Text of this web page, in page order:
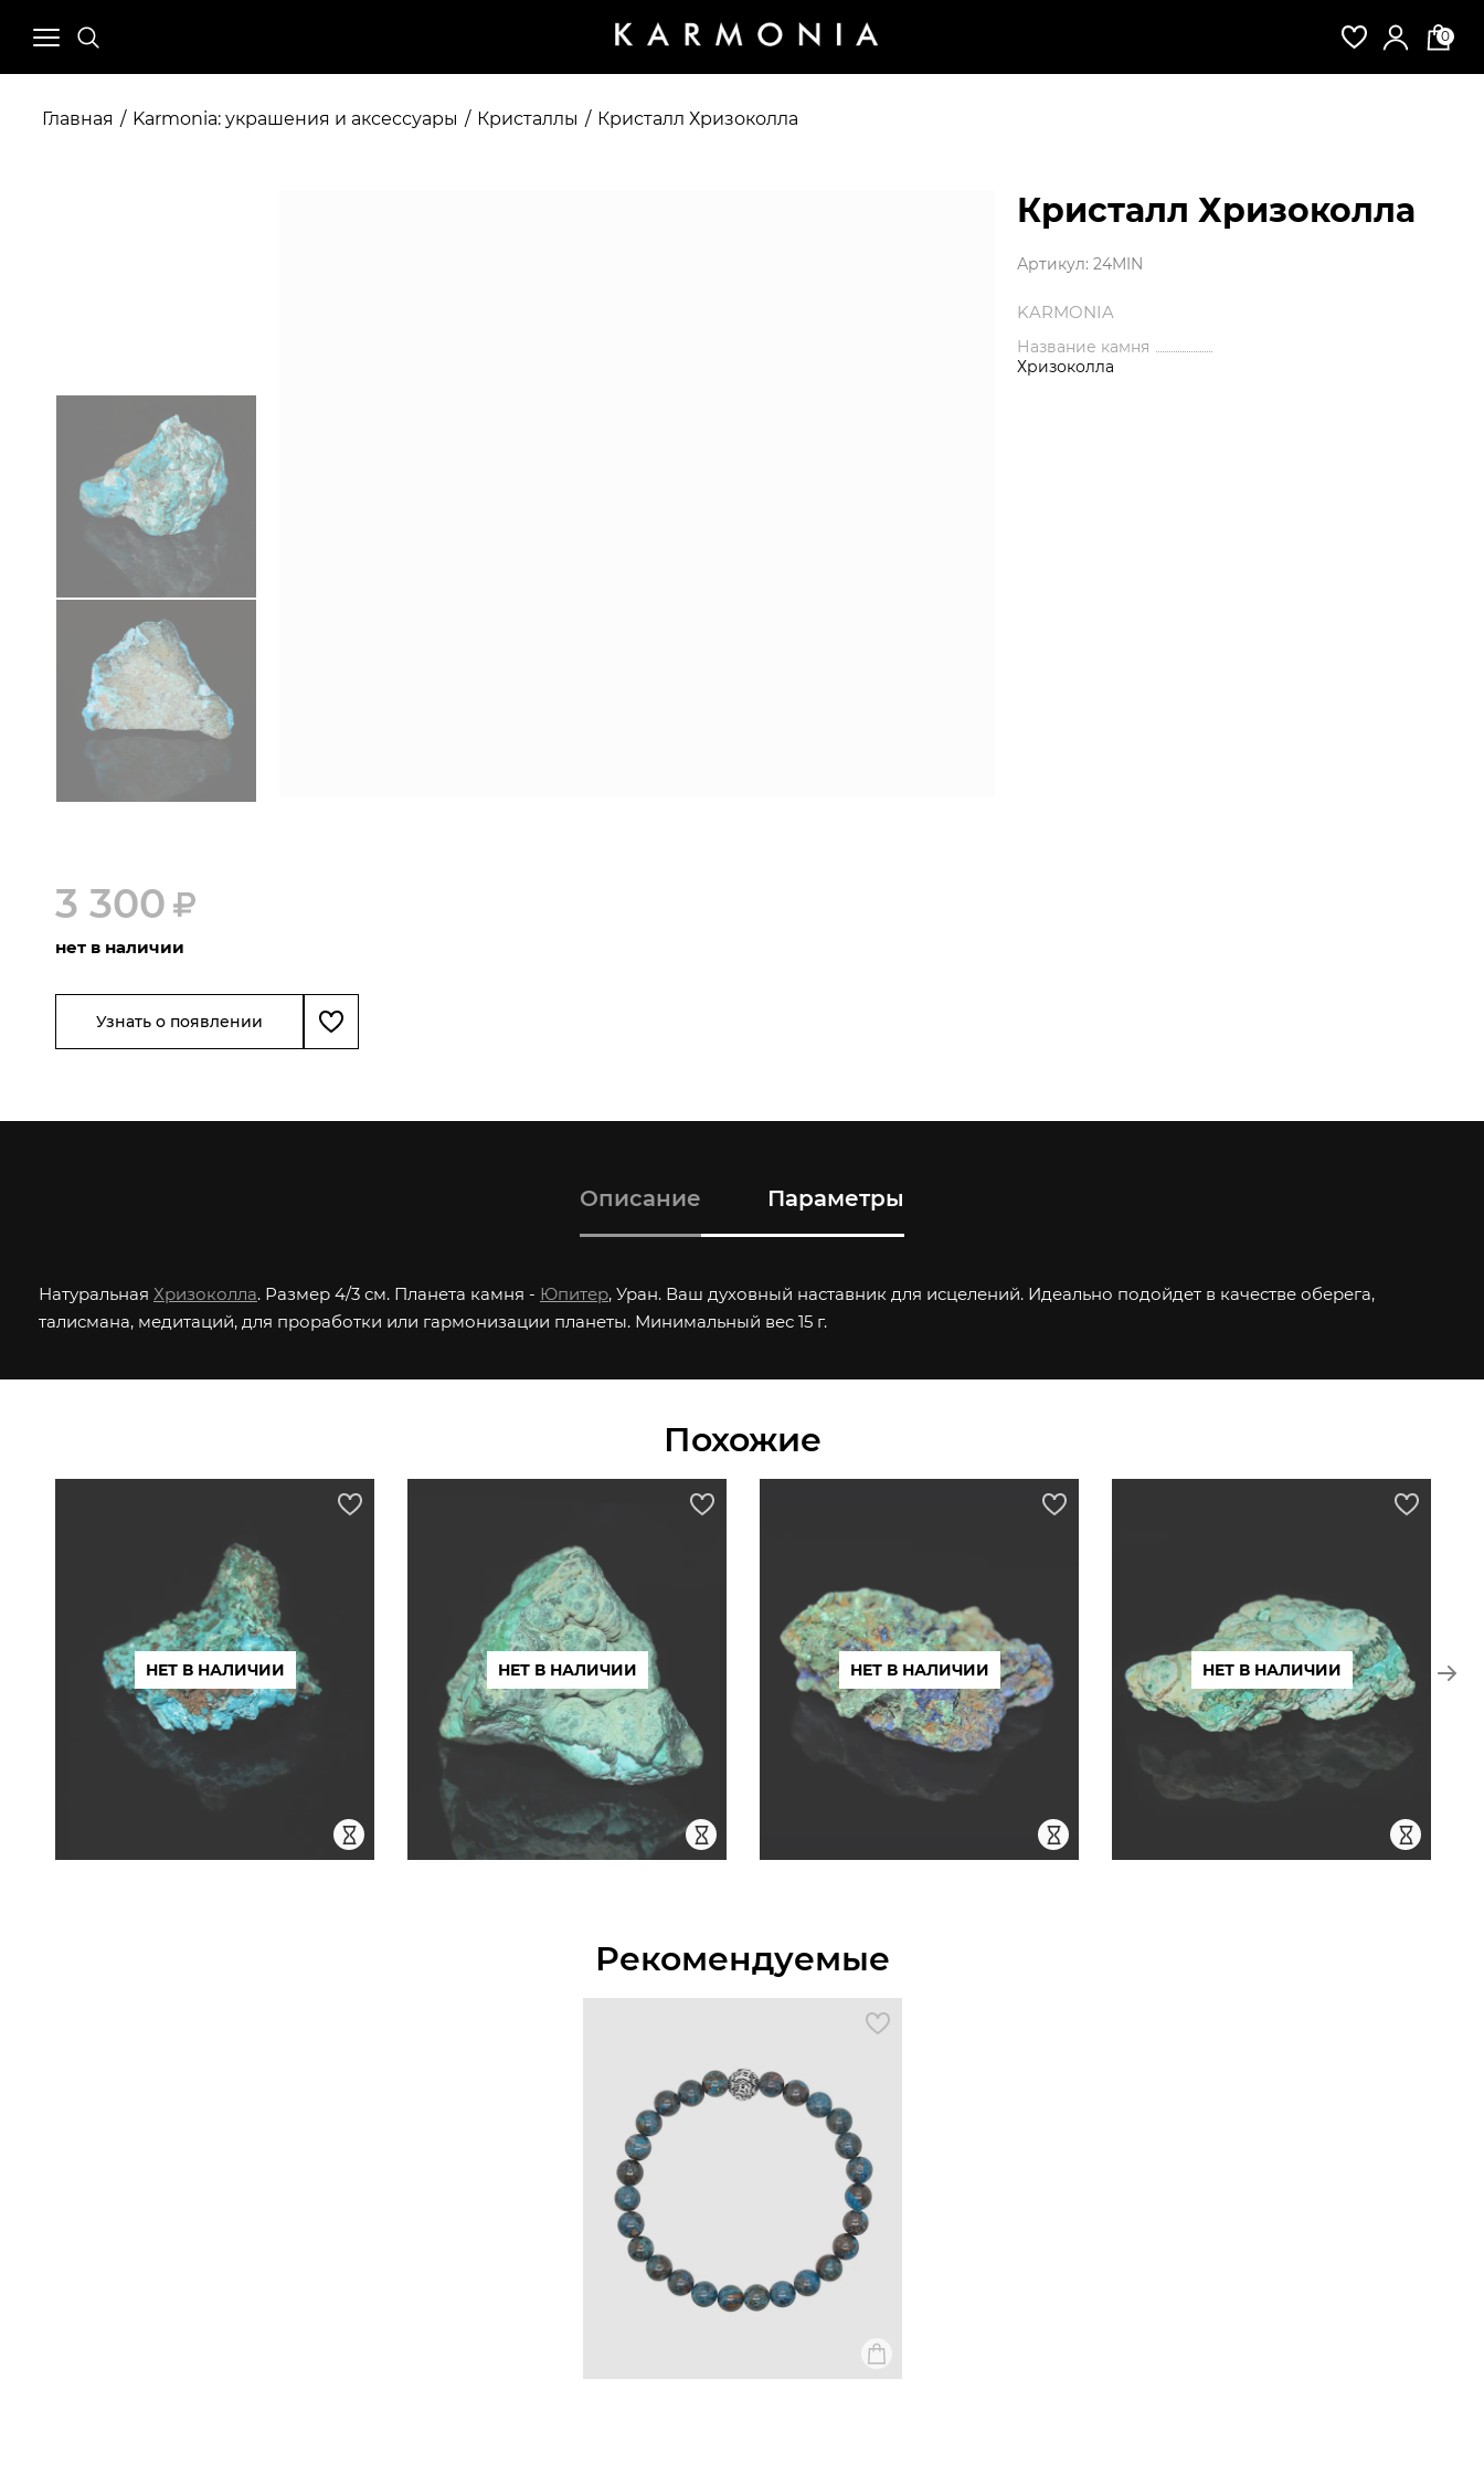
0
Главная / Karmonia: украшения и аксессуары / Кристаллы / Кристалл Хризоколла
Кристалл Хризоколла
Артикул: 24MIN
KARMONIA
Название камня
Хризоколла
3 300
нет в наличии
Узнать о появлении
Описание Параметры
Натуральная Хризоколла. Размер 4/3 см. Планета камня - Юпитер, Уран. Ваш духовный наставник для исцелений. Идеально подойдет в качестве оберега,
талисмана, медитаций, для проработки или гармонизации планеты. Минимальный вес 15 г.
Похожие
НЕТ В НАЛИЧИИ НЕТ В НАЛИЧИИ НЕТ В НАЛИЧИИ НЕТ В НАЛИЧИИ
Рекомендуемые